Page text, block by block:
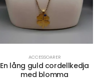
ACCESSOARER
En lång guld cordellkedja
med blomma